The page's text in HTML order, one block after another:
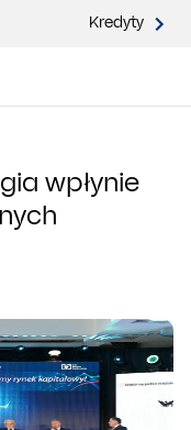
Kredyty
wpłynie